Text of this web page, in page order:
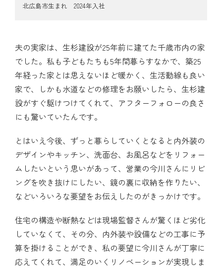
北広島市生まれ 2024年入社
夫の実家は、生杉建設が25年前に建てた千歳市内の家
でした。私も子どもたちも5年間暮らすなかで、築25
年経った家とは思えないほど暖かく、生活動線も良い
家で、しかも水道などの修理をお願いしたら、生杉建
設がすぐ駆けつけてくれて、アフターフォローの良さ
にも驚いていたんです。
とはいえ今後、ずっと暮らしていくとなると内外装の
デザインやキッチン、洗面台、お風呂などをリフォー
ムしたいという思いがあって、営業の今川さんにリビ
ングを吹き抜けにしたい、鏡の裏に収納を作りたい、
などいろいろな要望をお伝えしたのがきっかけです。
住宅の構造や断熱などは現場監督さんが驚くほど劣化
していなくて、その分、内外装や設備などの工事に予
算を掛けることができ、私の要望に今川さんが丁寧に
応えてくれて、満足のいくリノベーションが実現しま